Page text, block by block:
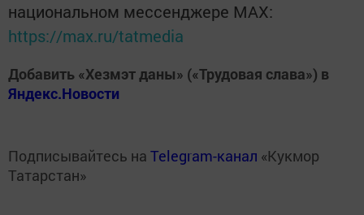
национальном мессенджере MАХ:
https://max.ru/tatmedia
Добавить «Хезмэт даны» («Трудовая слава») в
Яндекс.Новости
Подписывайтесь на Telegram-канал «Кукмор
Татарстан»